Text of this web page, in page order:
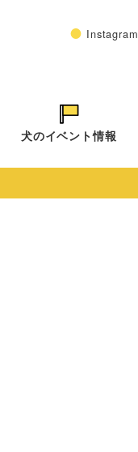
Instagram
犬のイベント情報